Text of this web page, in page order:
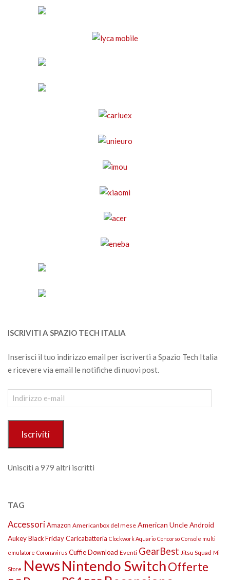
ISCRIVITI A SPAZIO TECH ITALIA
Inserisci il tuo indirizzo email per iscriverti a Spazio Tech Italia
e ricevere via email le notifiche di nuovi post.
Indirizzo
e-
Iscriviti
Unisciti a 979 altri iscritti
TAG
AccessoriAmazon Americanbox del mese American UncleAndroid
AukeyBlack FridayCaricabatteria Clockwork Aquario Concorso Console multi
emulatore Coronavirus CuffieDownload Eventi GearBest Jitsu Squad Mi
Store NewsNintendo SwitchOfferte